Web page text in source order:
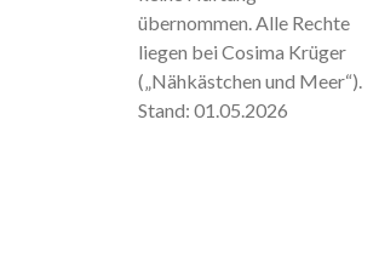
übernommen. Alle Rechte
liegen bei Cosima Krüger
(„Nähkästchen und Meer“).
Stand: 01.05.2026